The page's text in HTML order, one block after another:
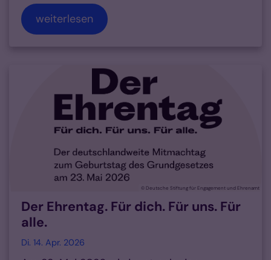
weiterlesen
© Deutsche Stiftung für Engagement und Ehrenamt
Der Ehrentag. Für dich. Für uns. Für
alle.
Di. 14. Apr. 2026